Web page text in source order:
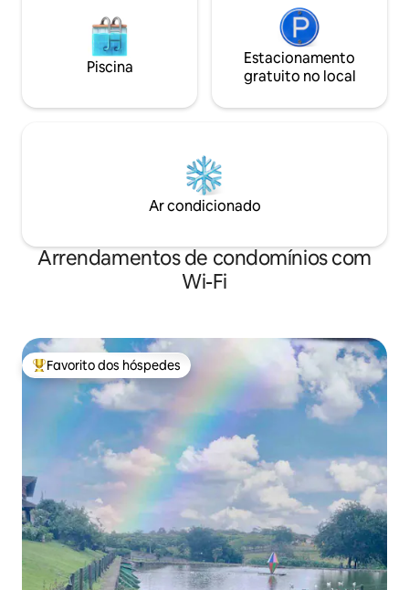
Piscina
Estacionamento
gratuito no local
Ar condicionado
Arrendamentos de condomínios com
Wi-Fi
Favoritos dos hóspedes mais apreciados
Favorito dos hóspedes